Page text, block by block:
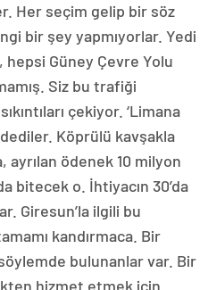
Her seçim gelip bir söz
bir şey yapmıyorlar. Yedi
hepsi Güney Çevre Yolu
Siz bu trafiği
çekiyor. ‘Limana
dediler. Köprülü kavşakla
ödenek 10 milyon
bitecek o. İhtiyacın 30’da
Giresun’la ilgili bu
kandırmaca. Bir
bulunanlar var. Bir
hizmet etmek için